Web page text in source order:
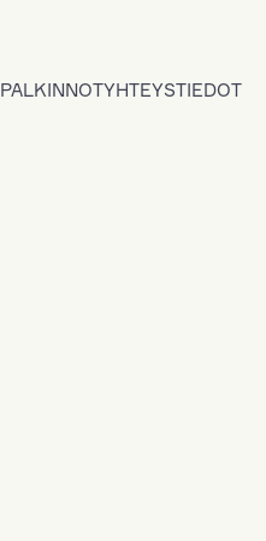
PALKINNOTYHTEYSTIEDOT